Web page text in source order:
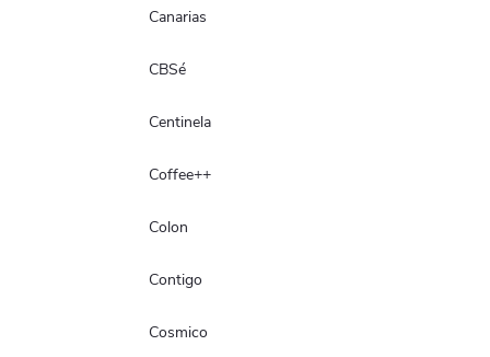
Canarias
CBSé
Centinela
Coffee++
Colon
Contigo
Cosmico